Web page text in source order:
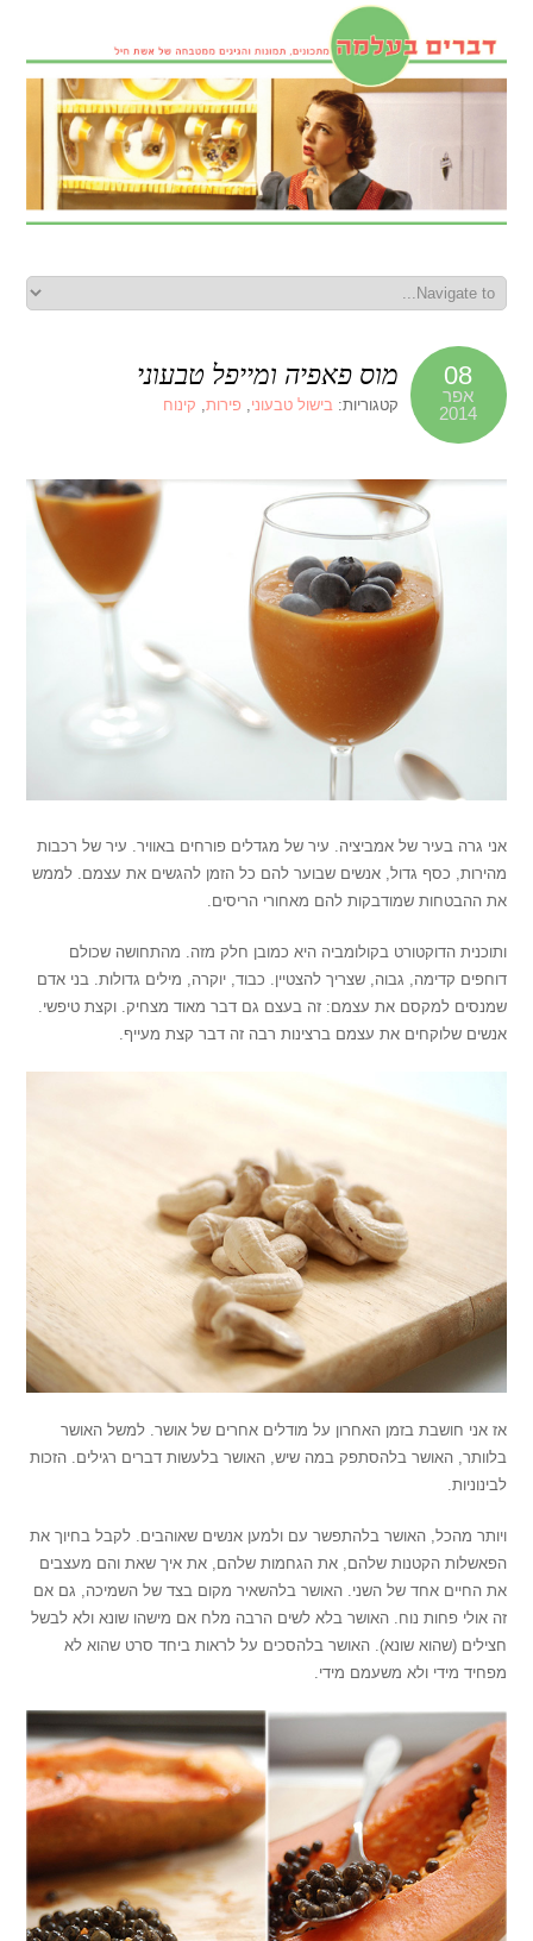
08
אפר
2014
מוס פאפיה ומייפל טבעוני
קטגוריות:בישול טבעוני,פירות, קינוח
אני גרה בעיר של אמביציה. עיר של מגדלים פורחים באוויר. עיר של רכבות
מהירות, כסף גדול, אנשים שבוער להם כל הזמן להגשים את עצמם. לממש
את ההבטחות שמודבקות להם מאחורי הריסים.
ותוכנית הדוקטורט בקולומביה היא כמובן חלק מזה. מהתחושה שכולם
דוחפים קדימה, גבוה, שצריך להצטיין. כבוד, יוקרה, מילים גדולות. בני אדם
שמנסים למקסם את עצמם: זה בעצם גם דבר מאוד מצחיק. וקצת טיפשי.
אנשים שלוקחים את עצמם ברצינות רבה זה דבר קצת מעייף.
אז אני חושבת בזמן האחרון על מודלים אחרים של אושר. למשל האושר
בלוותר, האושר בלהסתפק במה שיש, האושר בלעשות דברים רגילים. הזכות
לבינוניות.
ויותר מהכל, האושר בלהתפשר עם ולמען אנשים שאוהבים. לקבל בחיוך את
הפאשלות הקטנות שלהם, את הגחמות שלהם, את איך שאת והם מעצבים
את החיים אחד של השני. האושר בלהשאיר מקום בצד של השמיכה, גם אם
זה אולי פחות נוח. האושר בלא לשים הרבה מלח אם מישהו שונא ולא לבשל
חצילים (שהוא שונא). האושר בלהסכים על לראות ביחד סרט שהוא לא
מפחיד מידי ולא משעמם מידי.